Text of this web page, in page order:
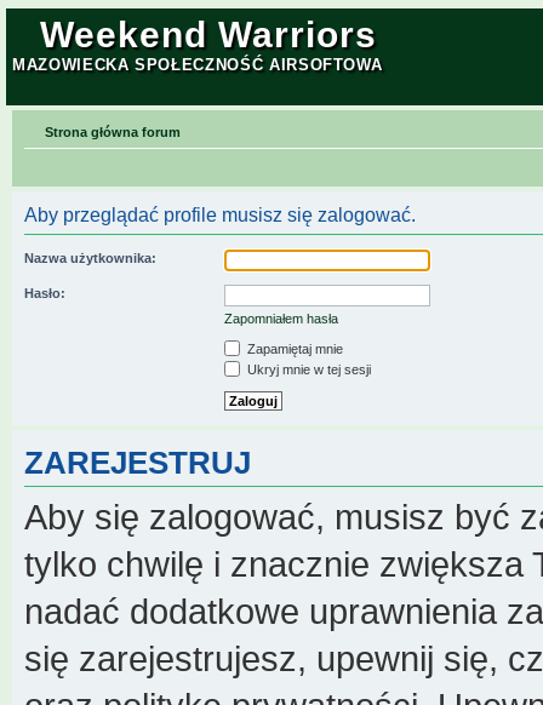
Weekend Warriors
MAZOWIECKA SPOŁECZNOŚĆ AIRSOFTOWA
Strona główna forum
Aby przeglądać profile musisz się zalogować.
Nazwa użytkownika:
Hasło:
Zapomniałem hasła
Zapamiętaj mnie
Ukryj mnie w tej sesji
ZAREJESTRUJ
Aby się zalogować, musisz być
tylko chwilę i znacznie zwiększa
nadać dodatkowe uprawnienia
się zarejestrujesz, upewnij się,